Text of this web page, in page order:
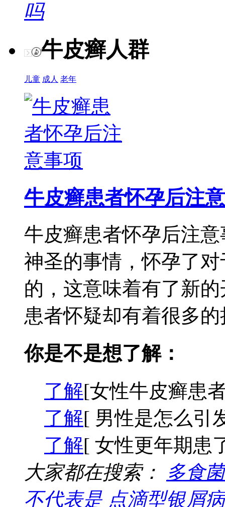
吗
牛皮癣人群
儿童 成人 老年
牛皮癣患者怀孕后注意
牛皮癣患者怀孕后注
神圣的事情，怀孕了
的，这意味着有了新
患者怀疑却有着很多
你是不是想了解：
了解[女性牛皮癣患
了解[ 男性是怎么引
了解[ 女性更年期患
大家都在搜索：
多食
不代表是 点滴型银屑